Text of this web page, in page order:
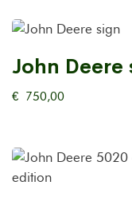
John Deere
€ 750,00